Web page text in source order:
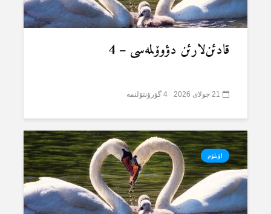
قادئن‌لارئن دؤوۆلمەسی – 4
21 جولای 2026 4 گؤرۆنتۆلنمە
اؤیلۆم